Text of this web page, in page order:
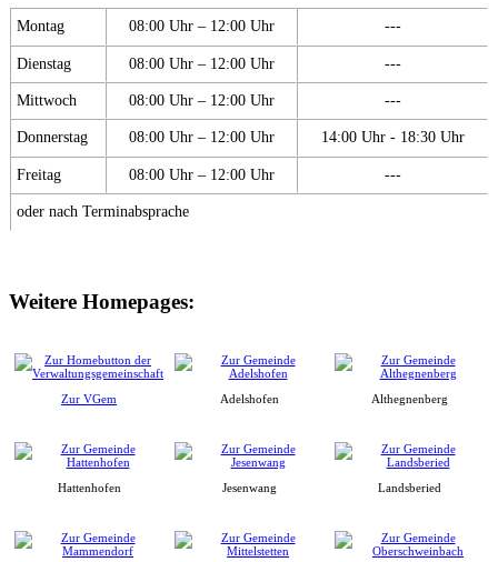
Montag 08:00 Uhr – 12:00 Uhr ---
Dienstag 08:00 Uhr – 12:00 Uhr ---
Mittwoch 08:00 Uhr – 12:00 Uhr ---
Donnerstag 08:00 Uhr – 12:00 Uhr 14:00 Uhr - 18:30 Uhr
Freitag 08:00 Uhr – 12:00 Uhr ---
oder nach Terminabsprache
Weitere Homepages:
Zur VGem Adelshofen Althegnenberg
Hattenhofen Jesenwang Landsberied